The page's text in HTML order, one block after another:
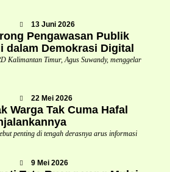
13 Juni 2026
Pengawasan Publik
dalam Demokrasi Digital
Kalimantan Timur, Agus Suwandy, menggelar
22 Mei 2026
Warga Tak Cuma Hafal
penting di tengah derasnya arus informasi
9 Mei 2026